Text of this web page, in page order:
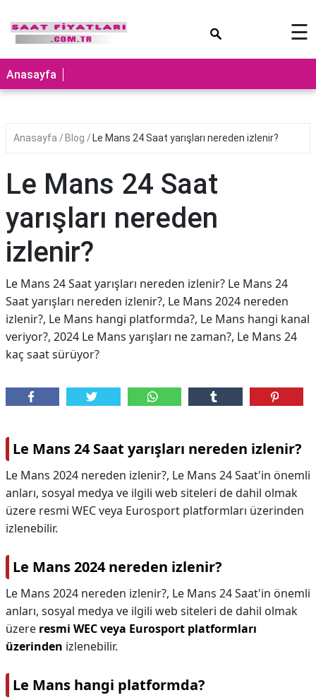
☰
Anasayfa
Anasayfa Blog Le Mans 24 Saat yarışları nereden izlenir?
Le Mans 24 Saat
yarışları nereden
izlenir?
Le Mans 24 Saat yarışları nereden izlenir? Le Mans 24
Saat yarışları nereden izlenir?, Le Mans 2024 nereden
izlenir?, Le Mans hangi platformda?, Le Mans hangi kanal
veriyor?, 2024 Le Mans yarışları ne zaman?, Le Mans 24
kaç saat sürüyor?
Le Mans 24 Saat yarışları nereden izlenir?
Le Mans 2024 nereden izlenir?, Le Mans 24 Saat'in önemli
anları, sosyal medya ve ilgili web siteleri de dahil olmak
üzere resmi WEC veya Eurosport platformları üzerinden
izlenebilir.
Le Mans 2024 nereden izlenir?
Le Mans 2024 nereden izlenir?, Le Mans 24 Saat'in önemli
anları, sosyal medya ve ilgili web siteleri de dahil olmak
üzere resmi WEC veya Eurosport platformları
üzerinden izlenebilir.
Le Mans hangi platformda?